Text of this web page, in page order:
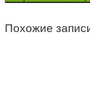
Похожие